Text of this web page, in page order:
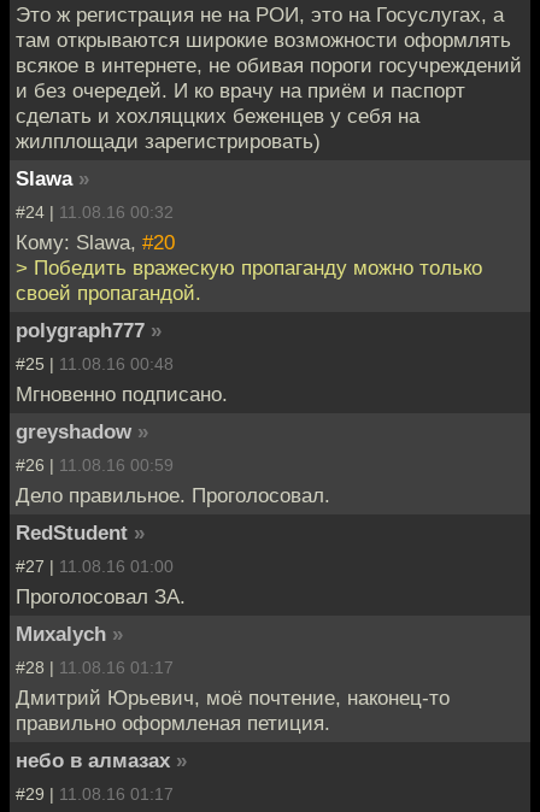
Это ж регистрация не на РОИ, это на Госуслугах, а
там открываются широкие возможности оформлять
всякое в интернете, не обивая пороги госучреждений
и без очередей. И ко врачу на приём и паспорт
сделать и хохляццких беженцев у себя на
жилплощади зарегистрировать)
Slawa »
#24 | 11.08.16 00:32
Кому: Slawa, #20
> Победить вражескую пропаганду можно только
своей пропагандой.
polygraph777 »
#25 | 11.08.16 00:48
Мгновенно подписано.
greyshadow »
#26 | 11.08.16 00:59
Дело правильное. Проголосовал.
RedStudent »
#27 | 11.08.16 01:00
Проголосовал ЗА.
Миxalych »
#28 | 11.08.16 01:17
Дмитрий Юрьевич, моё почтение, наконец-то
правильно оформленая петиция.
небо в алмазах »
#29 | 11.08.16 01:17